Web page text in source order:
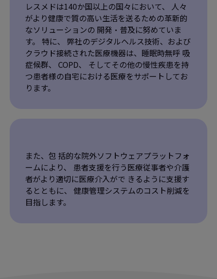
レスメドは140か国以上の国々において、 人々
がより健康で質の高い生活を送るための革新的
なソリューションの 開発・普及に努めていま
す。 特に、 弊社のデジタルヘルス技術、および
クラウド接続された医療機器は、睡眠時無呼 吸
症候群、 COPD、 そしてその他の慢性疾患を持
つ患者様の自宅における医療をサポートしてお
ります。
また、包 括的な院外ソフトウェアプラットフォ
ームにより、 患者支援を行う医療従事者や介護
者がより適切に医療介入がで きるように支援す
るとともに、 健康管理システムのコスト削減を
目指します。